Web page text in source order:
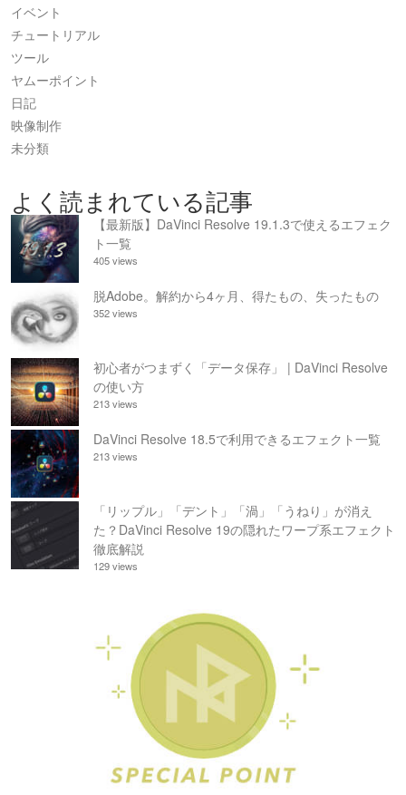
イベント
チュートリアル
ツール
ヤムーポイント
日記
映像制作
未分類
よく読まれている記事
【最新版】DaVinci Resolve 19.1.3で使えるエフェク
ト一覧
405 views
脱Adobe。解約から4ヶ月、得たもの、失ったもの
352 views
初心者がつまずく「データ保存」 | DaVinci Resolve
の使い方
213 views
DaVinci Resolve 18.5で利用できるエフェクト一覧
213 views
「リップル」「デント」「渦」「うねり」が消え
た？DaVinci Resolve 19の隠れたワープ系エフェクト
徹底解説
129 views